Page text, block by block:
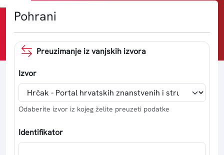
Pohrani
Preuzimanje iz vanjskih izvora
Izvor
Odaberite izvor iz kojeg želite preuzeti podatke
Identifikator